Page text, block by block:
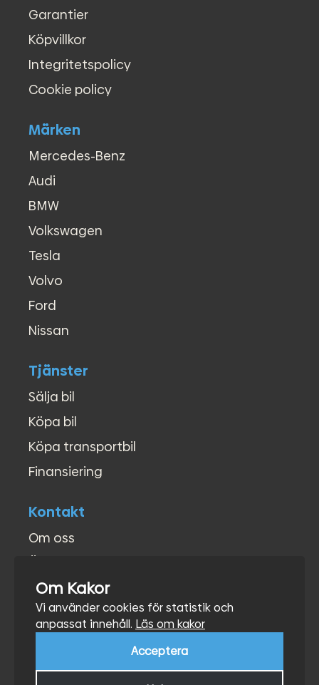
Garantier
Köpvillkor
Integritetspolicy
Cookie policy
Märken
Mercedes-Benz
Audi
BMW
Volkswagen
Tesla
Volvo
Ford
Nissan
Tjänster
Sälja bil
Köpa bil
Köpa transportbil
Finansiering
Kontakt
Om oss
Kontakt
Hitta hit
Om Kakor
Vi använder cookies för statistik och
anpassat innehåll. Läs om kakor
Acceptera